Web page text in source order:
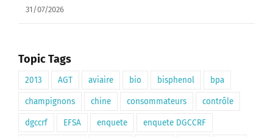
31/07/2026
Topic Tags
2013 AGT aviaire bio bisphenol bpa
champignons chine consommateurs contrôle
dgccrf EFSA enquete enquete DGCCRF